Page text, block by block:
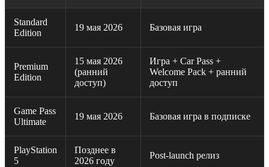
Standard
Edition
19 мая 2026 Базовая игра
Premium
Edition
15 мая 2026
(ранний
доступ)
Игра + Car Pass +
Welcome Pack + ранний
доступ
Game Pass
Ultimate
19 мая 2026 Базовая игра в подписке
PlayStation
5
Позднее в
2026 году
Post-launch релиз